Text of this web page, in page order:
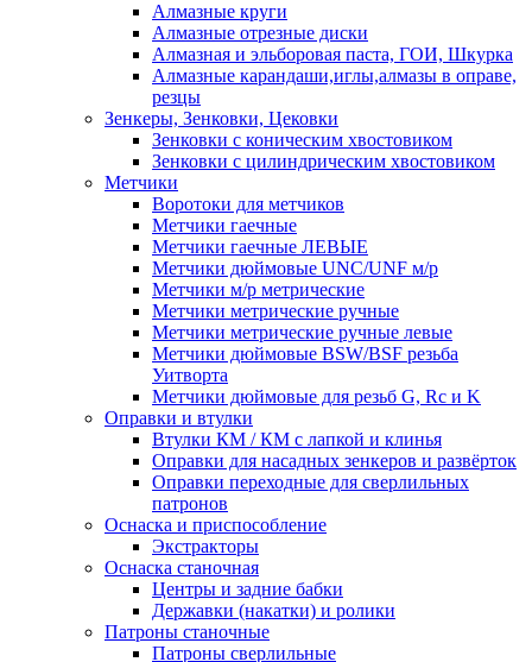
Алмазные круги
Алмазные отрезные диски
Алмазная и эльборовая паста, ГОИ, Шкурка
Алмазные карандаши,иглы,алмазы в оправе,
резцы
Зенкеры, Зенковки, Цековки
Зенковки с коническим хвостовиком
Зенковки с цилиндрическим хвостовиком
Метчики
Воротоки для метчиков
Метчики гаечные
Метчики гаечные ЛЕВЫЕ
Метчики дюймовые UNC/UNF м/р
Метчики м/р метрические
Метчики метрические ручные
Метчики метрические ручные левые
Метчики дюймовые BSW/BSF резьба
Уитворта
Метчики дюймовые для резьб G, Rc и K
Оправки и втулки
Втулки КМ / КМ с лапкой и клинья
Оправки для насадных зенкеров и развёрток
Оправки переходные для сверлильных
патронов
Оснаска и приспособление
Экстракторы
Оснаска станочная
Центры и задние бабки
Державки (накатки) и ролики
Патроны станочные
Патроны сверлильные